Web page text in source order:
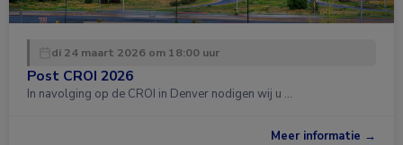
di 24 maart 2026 om 18:00 uur
Post CROI 2026
In navolging op de CROI in Denver nodigen wij u …
Meer informatie →